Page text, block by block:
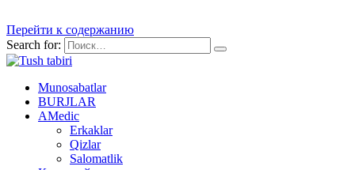
Перейти к содержанию
Search for:
Munosabatlar
BURJLAR
AMedic
Erkaklar
Qizlar
Salomatlik